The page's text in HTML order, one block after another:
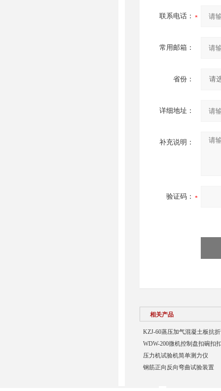
联系电话：
常用邮箱：
省份：
详细地址：
补充说明：
验证码：
相关产品
KZJ-60蒸压加气混凝土板抗
WDW-200微机控制盘扣碗扣
压力机试验机简单测力仪
钢筋正向反向弯曲试验装置